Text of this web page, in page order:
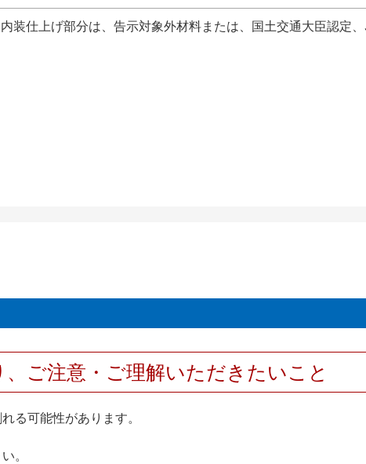
装仕上げ部分は、告示対象外材料または、国土交通大臣認
ご注意・ご理解いただきたいこと
る可能性があります。
。